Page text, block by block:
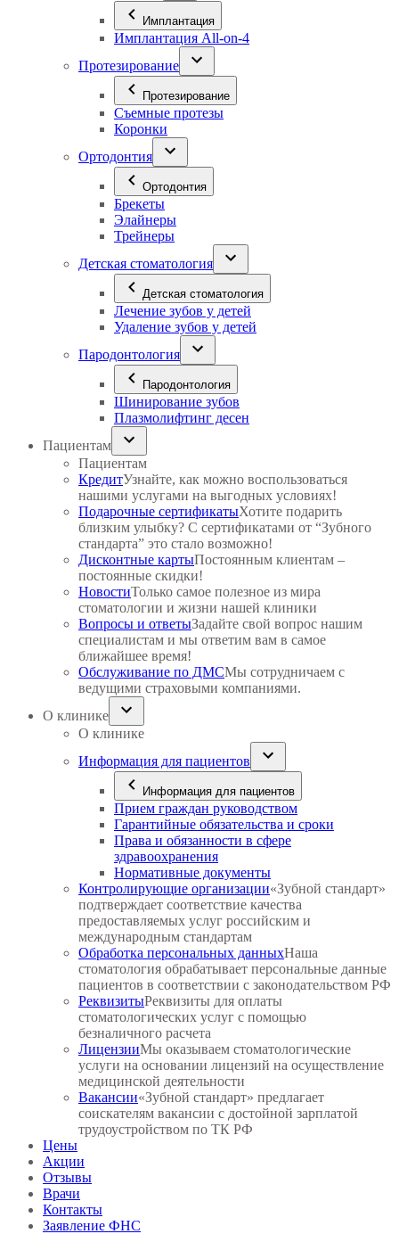
Имплантация
Имплантация All-on-4
Протезирование
Протезирование
Съемные протезы
Коронки
Ортодонтия
Ортодонтия
Брекеты
Элайнеры
Трейнеры
Детская стоматология
Детская стоматология
Лечение зубов у детей
Удаление зубов у детей
Пародонтология
Пародонтология
Шинирование зубов
Плазмолифтинг десен
Пациентам
Пациентам
КредитУзнайте, как можно воспользоваться
нашими услугами на выгодных условиях!
Подарочные сертификатыХотите подарить
близким улыбку? С сертификатами от “Зубного
стандарта” это стало возможно!
Дисконтные картыПостоянным клиентам –
постоянные скидки!
НовостиТолько самое полезное из мира
стоматологии и жизни нашей клиники
Вопросы и ответыЗадайте свой вопрос нашим
специалистам и мы ответим вам в самое
ближайшее время!
Обслуживание по ДМСМы сотрудничаем с
ведущими страховыми компаниями.
О клинике
О клинике
Информация для пациентов
Информация для пациентов
Прием граждан руководством
Гарантийные обязательства и сроки
Права и обязанности в сфере
здравоохранения
Нормативные документы
Контролирующие организации«Зубной стандарт»
подтверждает соответствие качества
предоставляемых услуг российским и
международным стандартам
Обработка персональных данныхНаша
стоматология обрабатывает персональные данные
пациентов в соответствии с законодательством РФ
РеквизитыРеквизиты для оплаты
стоматологических услуг с помощью
безналичного расчета
ЛицензииМы оказываем стоматологические
услуги на основании лицензий на осуществление
медицинской деятельности
Вакансии«Зубной стандарт» предлагает
соискателям вакансии с достойной зарплатой
трудоустройством по ТК РФ
Цены
Акции
Отзывы
Врачи
Контакты
Заявление ФНС